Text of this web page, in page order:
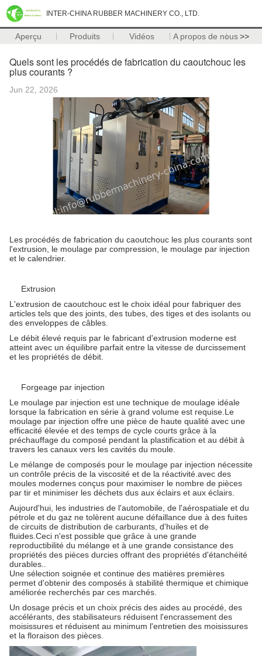
INTER-CHINA RUBBER MACHINERY CO., LTD.
Aperçu Produits Vidéos A propos de nous>>
Quels sont les procédés de fabrication du caoutchouc les
plus courants ?
Jun 22, 2026
Les procédés de fabrication du caoutchouc les plus courants sont
l'extrusion, le moulage par compression, le moulage par injection
et le calendrier.
Extrusion
L'extrusion de caoutchouc est le choix idéal pour fabriquer des
articles tels que des joints, des tubes, des tiges et des isolants ou
des enveloppes de câbles.
Le débit élevé requis par le fabricant d'extrusion moderne est
atteint avec un équilibre parfait entre la vitesse de durcissement
et les propriétés de débit.
Forgeage par injection
Le moulage par injection est une technique de moulage idéale
lorsque la fabrication en série à grand volume est requise.Le
moulage par injection offre une pièce de haute qualité avec une
efficacité élevée et des temps de cycle courts grâce à la
préchauffage du composé pendant la plastification et au débit à
travers les canaux vers les cavités du moule.
Le mélange de composés pour le moulage par injection nécessite
un contrôle précis de la viscosité et de la réactivité.avec des
moules modernes conçus pour maximiser le nombre de pièces
par tir et minimiser les déchets dus aux éclairs et aux éclairs.
Aujourd'hui, les industries de l'automobile, de l'aérospatiale et du
pétrole et du gaz ne tolèrent aucune défaillance due à des fuites
de circuits de distribution de carburants, d'huiles et de
fluides.Ceci n'est possible que grâce à une grande
reproductibilité du mélange et à une grande consistance des
propriétés des pièces durcies offrant des propriétés d'étanchéité
durables..
Une sélection soignée et continue des matières premières
permet d'obtenir des composés à stabilité thermique et chimique
améliorée recherchés par ces marchés.
Un dosage précis et un choix précis des aides au procédé, des
accélérants, des stabilisateurs réduisent l'encrassement des
moisissures et réduisent au minimum l'entretien des moisissures
et la floraison des pièces.